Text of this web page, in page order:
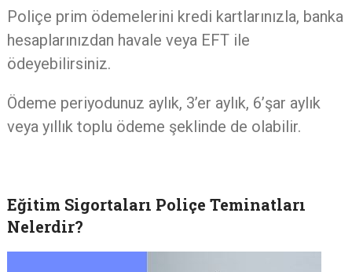
Poliçe prim ödemelerini kredi kartlarınızla, banka
hesaplarınızdan havale veya EFT ile
ödeyebilirsiniz.
Ödeme periyodunuz aylık, 3’er aylık, 6’şar aylık
veya yıllık toplu ödeme şeklinde de olabilir.
Eğitim Sigortaları Poliçe Teminatları
Nelerdir?